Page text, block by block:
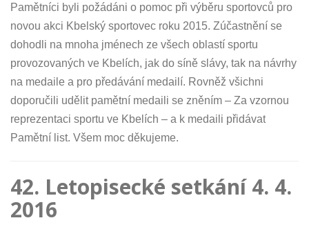
Pamětníci byli požádáni o pomoc při výběru sportovců pro
novou akci Kbelský sportovec roku 2015. Zúčastnění se
dohodli na mnoha jménech ze všech oblastí sportu
provozovaných ve Kbelích, jak do síně slávy, tak na návrhy
na medaile a pro předávání medailí. Rovněž všichni
doporučili udělit pamětní medaili se zněním – Za vzornou
reprezentaci sportu ve Kbelích – a k medaili přidávat
Pamětní list. Všem moc děkujeme.
42. Letopisecké setkání 4. 4.
2016